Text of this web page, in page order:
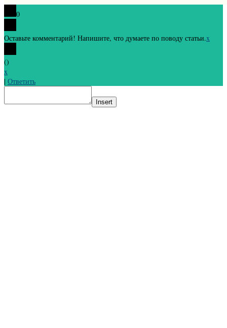
0
Оставьте комментарий! Напишите, что думаете по поводу статьи.x
()
x
| Ответить
Insert